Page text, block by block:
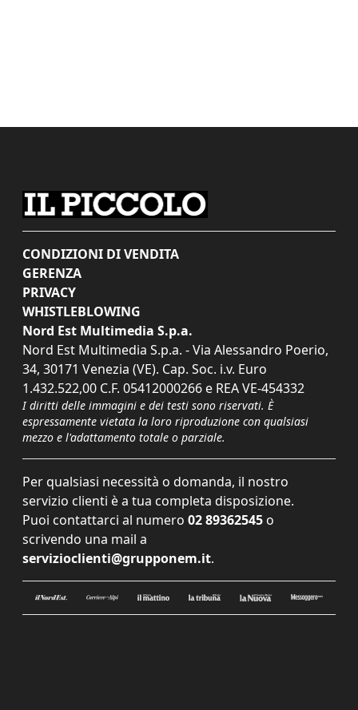
CONDIZIONI DI VENDITA
GERENZA
PRIVACY
WHISTLEBLOWING
Nord Est Multimedia S.p.a.
Nord Est Multimedia S.p.a. - Via Alessandro Poerio,
34, 30171 Venezia (VE). Cap. Soc. i.v. Euro
1.432.522,00 C.F. 05412000266 e REA VE-454332
I diritti delle immagini e dei testi sono riservati. È
espressamente vietata la loro riproduzione con qualsiasi
mezzo e l'adattamento totale o parziale.
Per qualsiasi necessità o domanda, il nostro
servizio clienti è a tua completa disposizione.
Puoi contattarci al numero 02 89362545 o
scrivendo una mail a
servizioclienti@grupponem.it.